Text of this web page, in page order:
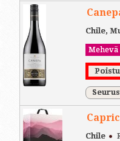
Chile,
Chile